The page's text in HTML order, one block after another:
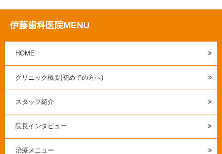
伊藤歯科医院MENU
HOME
クリニック概要(初めての方へ)
スタッフ紹介
院長インタビュー
治療メニュー